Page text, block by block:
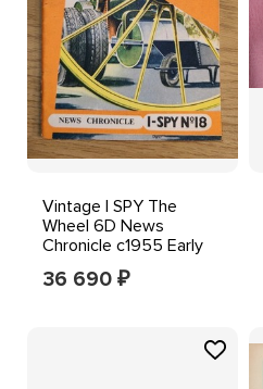
Vintage I SPY The
Wheel 6D News
Chronicle c1955 Early
Series Issue UNUSED
Rare
36 690 ₽